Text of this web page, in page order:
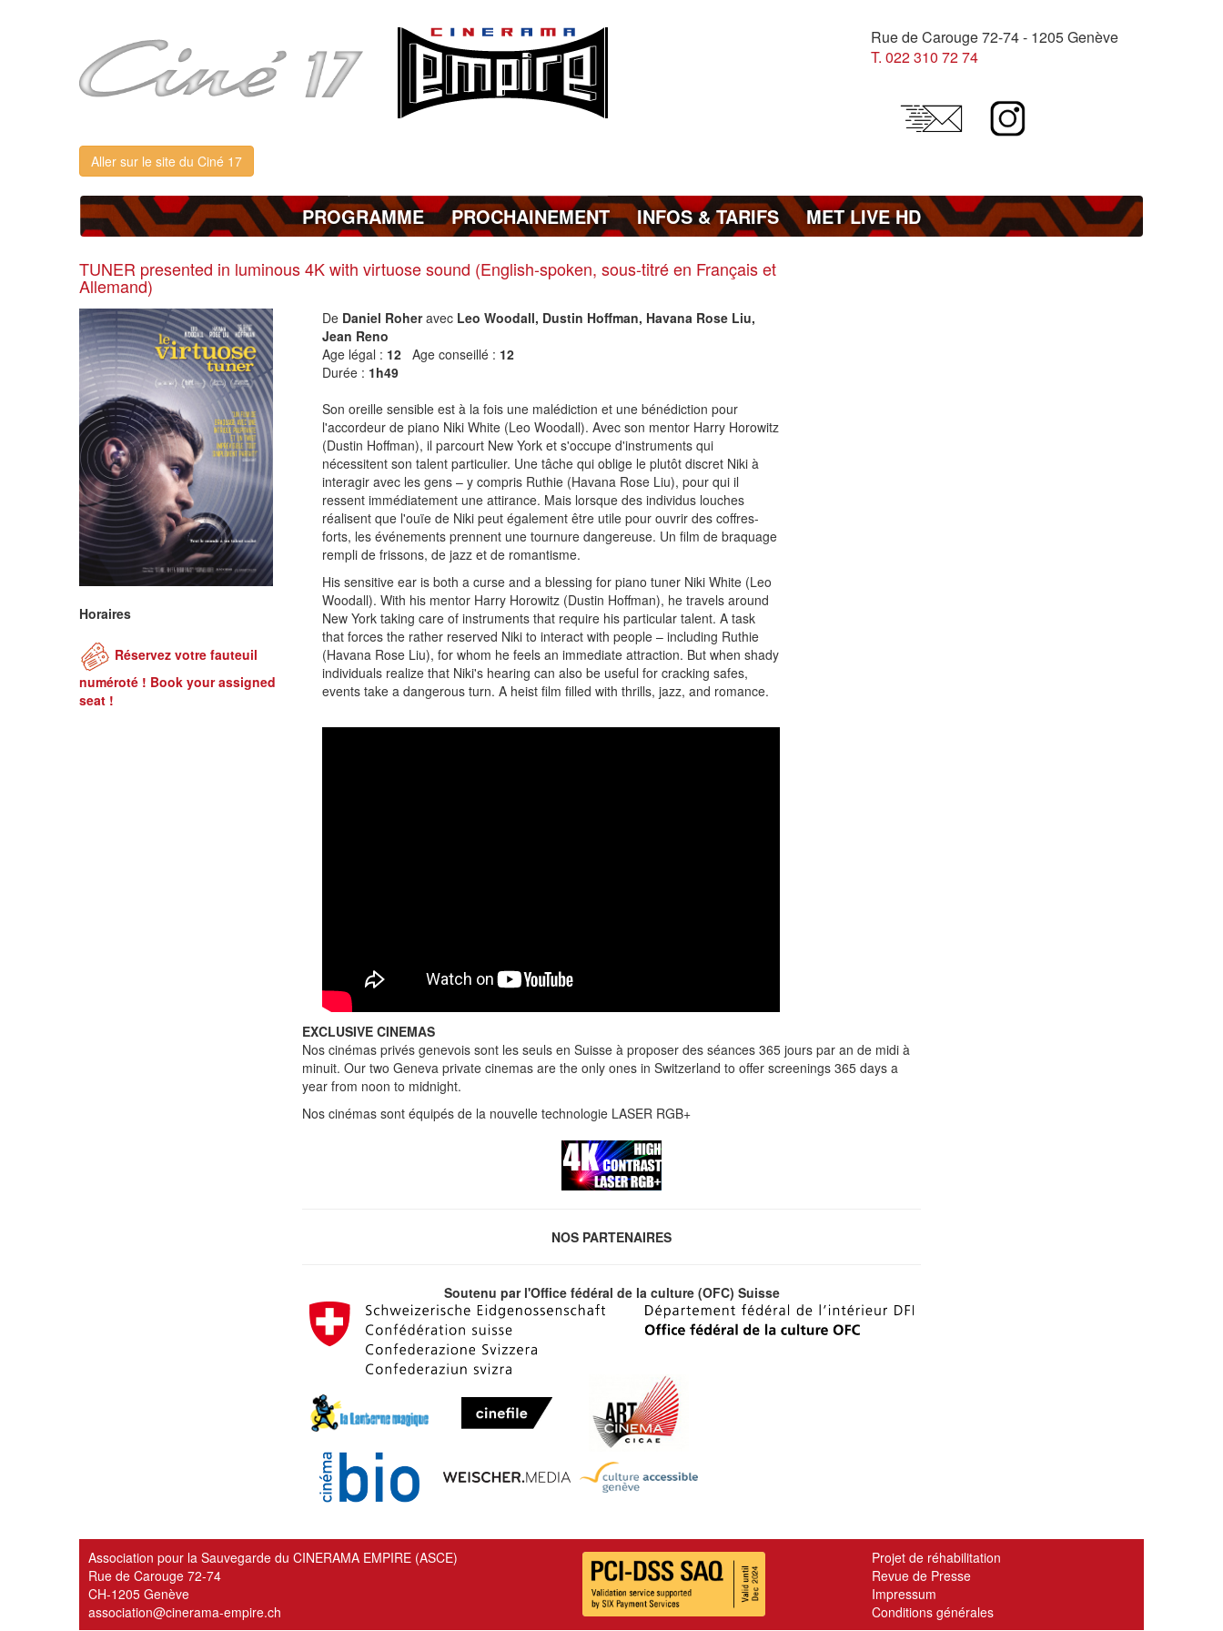
Rue de Carouge 72-74 - 1205 Genève
T. 022 310 72 74
Aller sur le site du Ciné 17
PROGRAMME PROCHAINEMENT INFOS & TARIFS MET LIVE HD
TUNER presented in luminous 4K with virtuose sound (English-spoken, sous-titré en Français et
Allemand)
Horaires
Réservez votre fauteuil
numéroté ! Book your assigned
seat !
De Daniel Roheravec Leo Woodall, Dustin Hoffman, Havana Rose Liu,
Jean Reno
Age légal : 12 Age conseillé : 12
Durée : 1h49
Son oreille sensible est à la fois une malédiction et une bénédiction pour
l'accordeur de piano Niki White (Leo Woodall). Avec son mentor Harry Horowitz
(Dustin Hoffman), il parcourt New York et s'occupe d'instruments qui
nécessitent son talent particulier. Une tâche qui oblige le plutôt discret Niki à
interagir avec les gens – y compris Ruthie (Havana Rose Liu), pour qui il
ressent immédiatement une attirance. Mais lorsque des individus louches
réalisent que l'ouïe de Niki peut également être utile pour ouvrir des coffres-
forts, les événements prennent une tournure dangereuse. Un film de braquage
rempli de frissons, de jazz et de romantisme.
His sensitive ear is both a curse and a blessing for piano tuner Niki White (Leo
Woodall). With his mentor Harry Horowitz (Dustin Hoffman), he travels around
New York taking care of instruments that require his particular talent. A task
that forces the rather reserved Niki to interact with people – including Ruthie
(Havana Rose Liu), for whom he feels an immediate attraction. But when shady
individuals realize that Niki's hearing can also be useful for cracking safes,
events take a dangerous turn. A heist film filled with thrills, jazz, and romance.
EXCLUSIVE CINEMAS
Nos cinémas privés genevois sont les seuls en Suisse à proposer des séances 365 jours par an de midi à
minuit. Our two Geneva private cinemas are the only ones in Switzerland to offer screenings 365 days a
year from noon to midnight.
Nos cinémas sont équipés de la nouvelle technologie LASER RGB+
NOS PARTENAIRES
Soutenu par l'Office fédéral de la culture (OFC) Suisse
Association pour la Sauvegarde du CINERAMA EMPIRE (ASCE)
Rue de Carouge 72-74
CH-1205 Genève
association@cinerama-empire.ch
Projet de réhabilitation
Revue de Presse
Impressum
Conditions générales